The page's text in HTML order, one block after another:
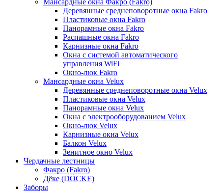
Мансардные окна Факро (Fakro)
Деревянные среднеповоротные окна Fakro
Пластиковые окна Fakro
Панорамные окна Fakro
Распашные окна Fakro
Карнизные окна Fakro
Окна с системой автоматического
управления WiFi
Окно-люк Fakro
Мансардные окна Velux
Деревянные среднеповоротные окна Velux
Пластиковые окна Velux
Панорамные окна Velux
Окна с электрооборудованием Velux
Окно-люк Velux
Карнизные окна Velux
Балкон Velux
Зенитное окно Velux
Чердачные лестницы
Факро (Fakro)
Дёке (DÖCKE)
Заборы